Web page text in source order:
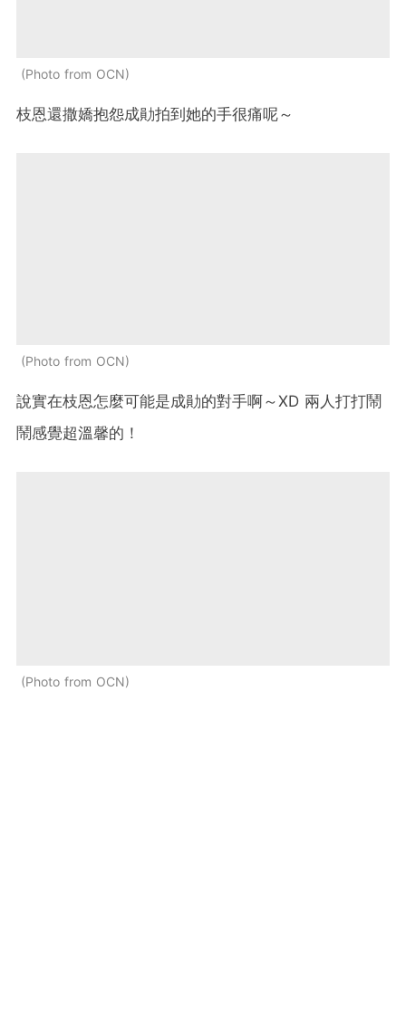
Photo from OCN
枝恩還撒嬌抱怨成勛拍到她的手很痛呢～
Photo from OCN
說實在枝恩怎麼可能是成勛的對手啊～XD 兩人打打鬧
鬧感覺超溫馨的！
Photo from OCN